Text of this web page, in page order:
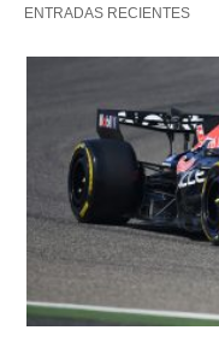
ENTRADAS RECIENTES